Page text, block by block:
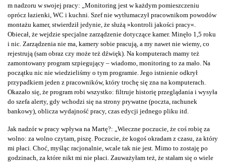
m nadzoru w swojej pracy: „Monitoring jest w każdym pomieszczeniu
oprócz łazienki, WC i kuchni. Szef nie wytłumaczył pracownikom powodów
montażu kamer, stwierdził jedynie, że służą »kontroli jakości pracy«.
Obiecał, że wejdzie specjalne zarządzenie dotyczące kamer. Minęło 1,5 roku
i nic. Zarządzenia nie ma, kamery sobie pracują, a my nawet nie wiemy, co
rejestrują (sam obraz czy może też dźwięk). Na komputerach mamy też
zamontowany program szpiegujący – wiadomo, monitoring to za mało. Na
początku nic nie wiedzieliśmy o tym programie. Jego istnienie odkrył
przypadkiem jeden z pracowników, który trochę się zna na komputerach.
Okazało się, że program robi wszystko: filtruje historię przeglądania i wysyła
do szefa alerty, gdy wchodzi się na strony prywatne (poczta, rachunek
bankowy), oblicza wydajność pracy, czas edycji jednego pliku itd.
Jak nadzór w pracy wpływa na Martę?: „Wieczne poczucie, że coś robię za
wolno: za wolno czytam, piszę. Poczucie, że kogoś okradam z czasu, za który
mi płaci. Choć, myśląc racjonalnie, wcale tak nie jest. Mimo to zostaję po
godzinach, za które nikt mi nie płaci. Zauważyłam też, że stałam się o wiele